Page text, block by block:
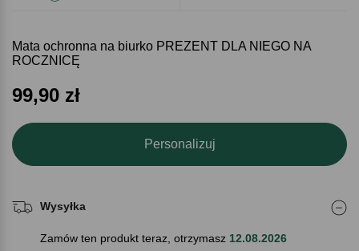
Mata ochronna na biurko PREZENT DLA NIEGO NA
ROCZNICĘ
99,90 zł
Personalizuj
Wysyłka
Zamów ten produkt teraz, otrzymasz 12.08.2026